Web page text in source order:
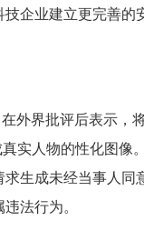
技企业建立更完善的
外界批评后表示，
实人物的性化图像
求生成未经当事人同
法行为。